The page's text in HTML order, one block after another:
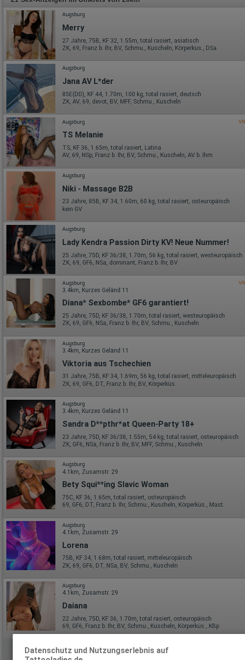
Datenschutz und Nutzungserlebnis auf
Augsburg
Merry
27 Jahre, 75B, KF 32, 1.55m, total rasiert, asiatisch
ZK, 69, Franz b. Ihr, BV, Schmu., Kuscheln, Körperküs., DSa
Augsburg
Jana AV L*der
85E(DD), KF 44, 1.70m, 100 kg, total rasiert, deutsch
ZK, AV, 69, devot, BV, MFF, Schmu., Kuscheln
Augsburg
TS Melanie
TS, KF 36, 1.65m, total rasiert, Latina
AV, 69, NSp, Franz b. Ihr, BV, Schmu., Kuscheln, AV b. Ihm
Augsburg
Niki - Massage B2B
23 Jahre, 85B, KF 34, 1.60m, 60 kg, total rasiert, osteuropäisch
kein GV
Augsburg
Lady Kendra Passion Dirty KV! Neue Nummer!
25 Jahre, 75D, KF 36/38, 1.70m, 56 kg, total rasiert, westeuropäisch
ZK, 69, GF6, NSa, dominant, Franz b. Ihr, BV
Augsburg
3.4km, Kurzes Geländ 11
Diana* Sexbombe* GF6 garantiert!
25 Jahre, 75D, KF 36/38, 1.70m, total rasiert, westeuropäisch
ZK, 69, GF6, NSa, Franz b. Ihr, BV, Schmu., Kuscheln
Augsburg
3.4km, Kurzes Geländ 11
Viktoria aus Tschechien
31 Jahre, 75B, KF 34, 1.69m, 56 kg, total rasiert, mitteleuropäisch
ZK, 69, GF6, DT, Franz b. Ihr, BV, Körperküs.
Augsburg
3.4km, Kurzes Geländ 11
Sandra D**pthr*at Queen-Party 18+
23 Jahre, 75D, KF 36/38, 1.55m, 54 kg, total rasiert, osteuropäisch
ZK, GF6, NSa, Franz b. Ihr, BV, MFF, Schmu., Kuscheln
Augsburg
4.1km, Zusamstr. 29
Bety Squi**ing Slavic Woman
75C, KF 36, 1.65m, total rasiert, osteuropäisch
69, GF6, DT, Franz b. Ihr, Schmu., Kuscheln, Körperküs., Mast.
Augsburg
4.1km, Zusamstr. 29
Lorena
75B, KF 34, 1.68m, total rasiert, mitteleuropäisch
ZK, 69, GF6, DT, NSa, BV, Schmu., Kuscheln
Augsburg
4.1km, Zusamstr. 29
Daiana
22 Jahre, 75D, KF 36, 1.70m, total rasiert, osteuropäisch
69, GF6, Franz b. Ihr, BV, Schmu., Kuscheln, Körperküs., KBp